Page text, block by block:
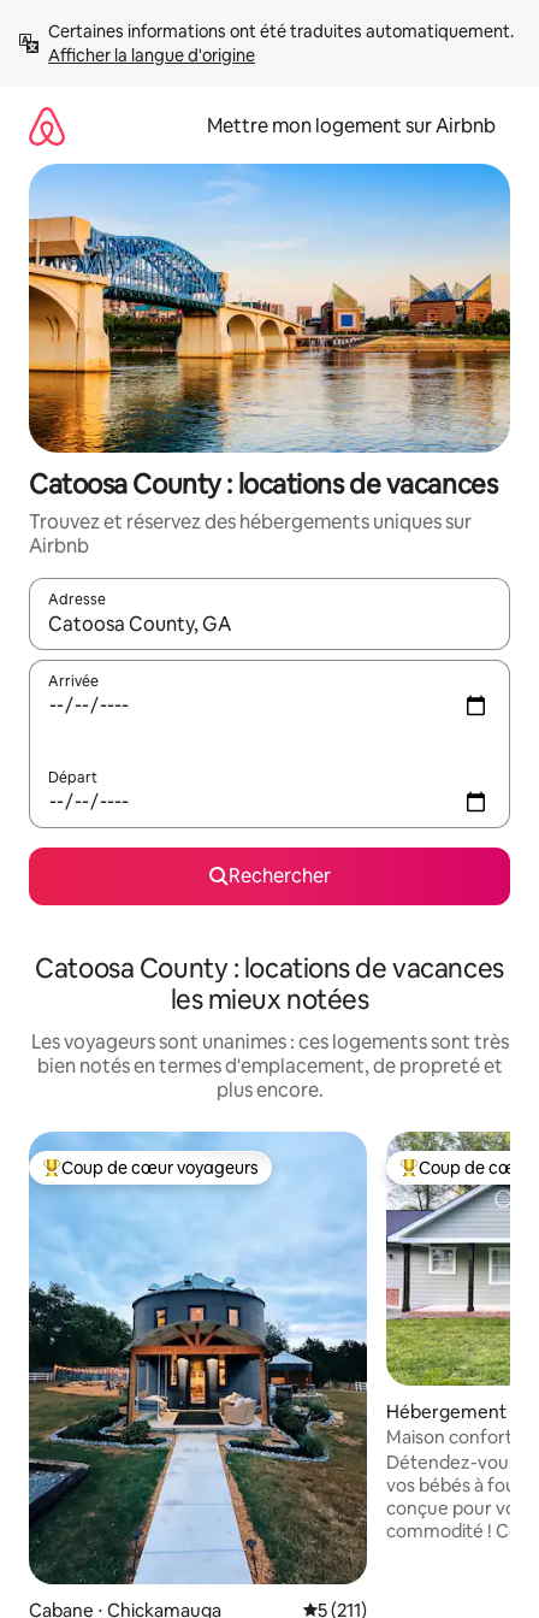
directement
Afficher la langue d'origine
Mettre mon logement sur Airbnb
Catoosa County : locations de vacances
Trouvez et réservez des hébergements uniques sur
Airbnb
Adresse
Lorsque les résultats s'affichent, utilisez les flèches vers le
Arrivée
Départ
Rechercher
Catoosa County : locations de vacances
les mieux notées
Les voyageurs sont unanimes : ces logements sont très
bien notés en termes d'emplacement, de propreté et
plus encore.
Coups de cœur voyageurs les plus appréciés
Coup de cœur voyageurs
Cabane ⋅ Chickamauga Évaluation moyenne sur la
5 (211)
Coups de cœur
Coup de cœur
Hébergement ⋅
Maison
Chattanooga.
Détendez-vous
vos bébés à
conçue pour
commodité !